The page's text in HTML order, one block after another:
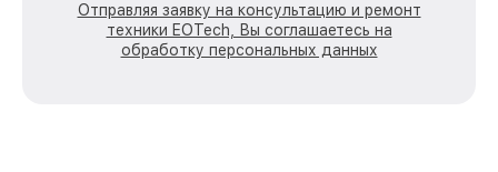
Отправляя заявку на консультацию и ремонт
техники EOTech, Вы соглашаетесь на
обработку персональных данных